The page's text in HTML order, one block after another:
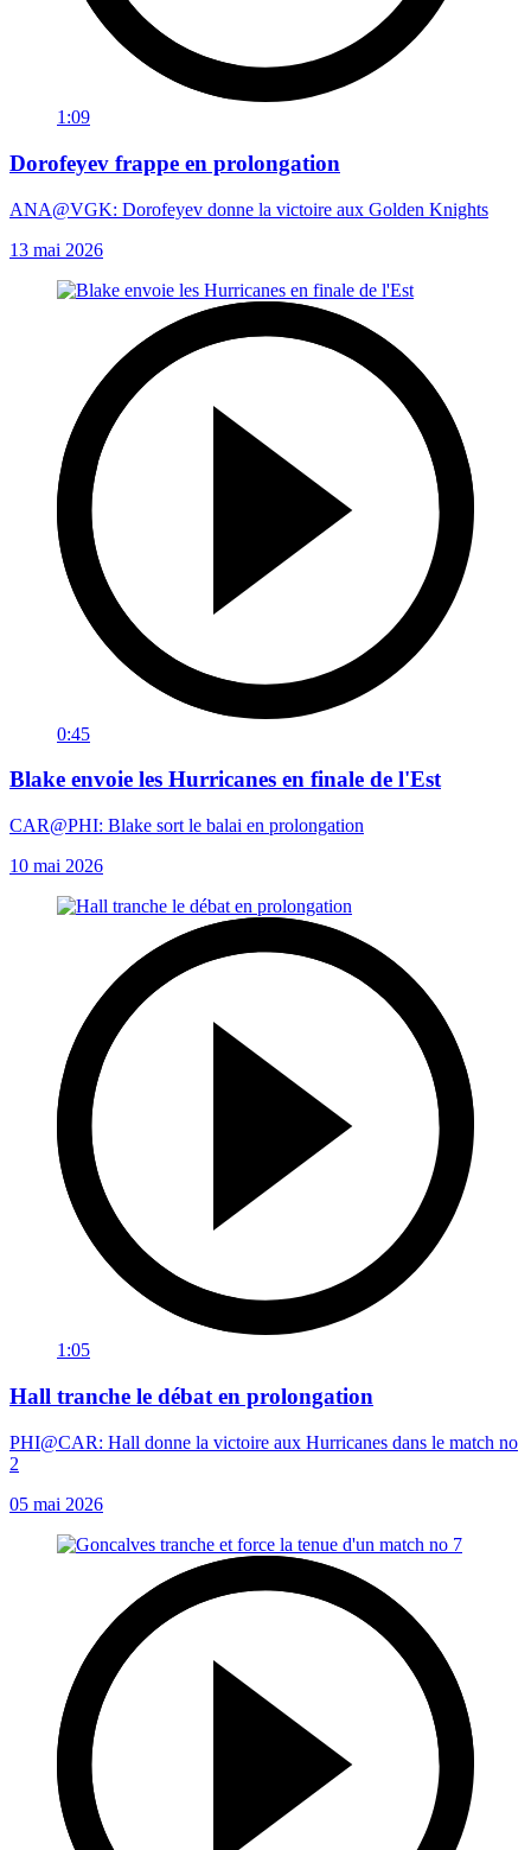
1:09
Dorofeyev frappe en prolongation
ANA@VGK: Dorofeyev donne la victoire aux Golden Knights
13 mai 2026
0:45
Blake envoie les Hurricanes en finale de l'Est
CAR@PHI: Blake sort le balai en prolongation
10 mai 2026
1:05
Hall tranche le débat en prolongation
PHI@CAR: Hall donne la victoire aux Hurricanes dans le match no
2
05 mai 2026